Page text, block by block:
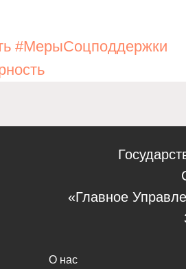
#МерыСоцподдержки
«Главное
О нас